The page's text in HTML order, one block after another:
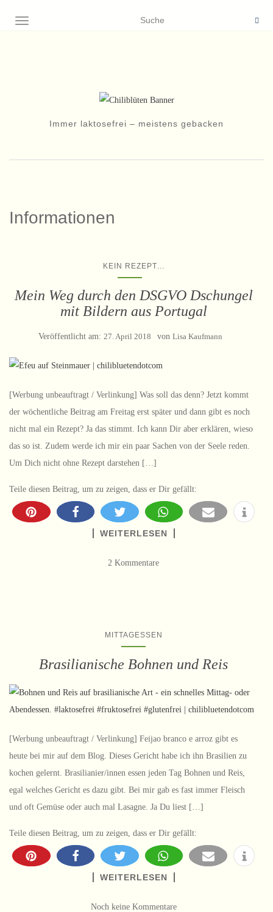
NAVIGATION EIN-/AUSSCHALTEN
Immer laktosefrei – meistens gebacken
Informationen
KEIN REZEPT
Mein Weg durch den DSGVO Dschungel
mit Bildern aus Portugal
Veröffentlicht am: 27. April 2018 von Lisa Kaufmann
[Werbung unbeauftragt / Verlinkung] Was soll das denn? Jetzt kommt
der wöchentliche Beitrag am Freitag erst später und dann gibt es noch
nicht mal ein Rezept? Ja das stimmt. Ich kann Dir aber erklären, wieso
das so ist. Zudem werde ich mir ein paar Sachen von der Seele reden.
Um Dich nicht ohne Rezept darstehen […]
Teile diesen Beitrag, um zu zeigen, dass er Dir gefällt:
WEITERLESEN
2 Kommentare
MITTAGESSEN
Brasilianische Bohnen und Reis
[Werbung unbeauftragt / Verlinkung] Feijao branco e arroz gibt es
heute bei mir auf dem Blog. Dieses Gericht habe ich ihn Brasilien zu
kochen gelernt. Brasilianier/innen essen jeden Tag Bohnen und Reis,
egal welches Gericht es dazu gibt. Bei mir gab es fast immer Fleisch
und oft Gemüse oder auch mal Lasagne. Ja Du liest […]
Teile diesen Beitrag, um zu zeigen, dass er Dir gefällt:
WEITERLESEN
Noch keine Kommentare